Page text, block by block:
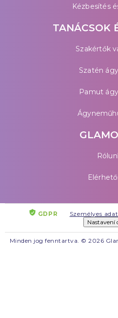
Kézbesítés
TANÁCSOK
Szakértők
Szatén
Pamut
GDPR Személyes
Nastavení
Minden jog fenntartva. © 2026